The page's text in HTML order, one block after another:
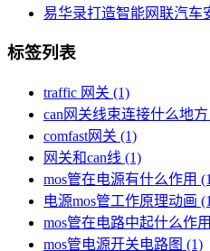
易华录打造智能网联汽车
标签列表
traffic 网关 (1)
can网关线束连接什么地方
comfast网关 (1)
网关和can线 (1)
mos管在电源有什么作用
电源mos管工作原理动画
mos管在电路中起什么作用
mos管电源开关电路图 (1)